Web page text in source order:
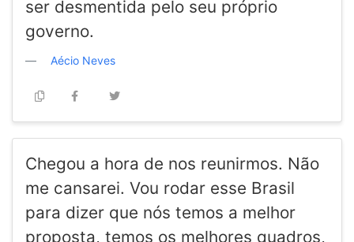
ser desmentida pelo seu próprio
governo.
Aécio Neves
Chegou a hora de nos reunirmos. Não
me cansarei. Vou rodar esse Brasil
para dizer que nós temos a melhor
proposta, temos os melhores quadros,